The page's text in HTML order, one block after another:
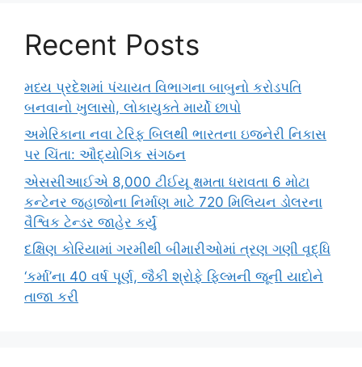
Recent Posts
મધ્ય પ્રદેશમાં પંચાયત વિભાગના બાબુનો કરોડપતિ
બનવાનો ખુલાસો, લોકાયુક્તે માર્યો છાપો
અમેરિકાના નવા ટેરિફ બિલથી ભારતના ઇજનેરી નિકાસ
પર ચિંતા: ઔદ્યોગિક સંગઠન
એસસીઆઈએ 8,000 ટીઈયૂ ક્ષમતા ધરાવતા 6 મોટા
કન્ટેનર જહાજોના નિર્માણ માટે 720 મિલિયન ડોલરના
વૈશ્વિક ટેન્ડર જાહેર કર્યું
દક્ષિણ કોરિયામાં ગરમીથી બીમારીઓમાં ત્રણ ગણી વૃદ્ધિ
‘કર્મા’ના 40 વર્ષ પૂર્ણ, જૈકી શ્રોફે ફિલ્મની જૂની યાદોને
તાજા કરી